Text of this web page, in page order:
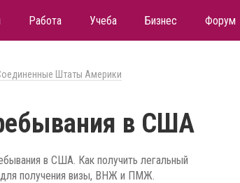
Работа Учеба Бизнес Форум
Штаты Америки
в США
в США. Как получить легальный
для получения визы, ВНЖ и ПМЖ.